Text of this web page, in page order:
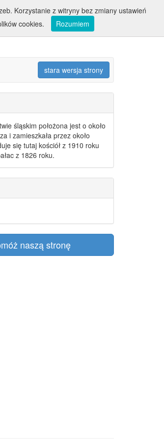
stara wersja strony
śląskim położona jest o około
i zamieszkała przez około
się tutaj kościół z 1910 roku
z 1826 roku.
naszą stronę
Korzystanie z witryny bez zmiany ustawień
cookies.
Rozumiem